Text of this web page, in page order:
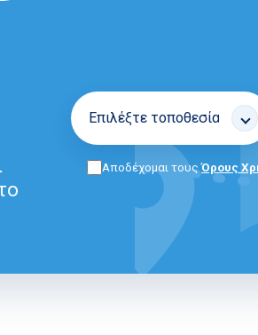
Αποδέχομαι τουςΌρους